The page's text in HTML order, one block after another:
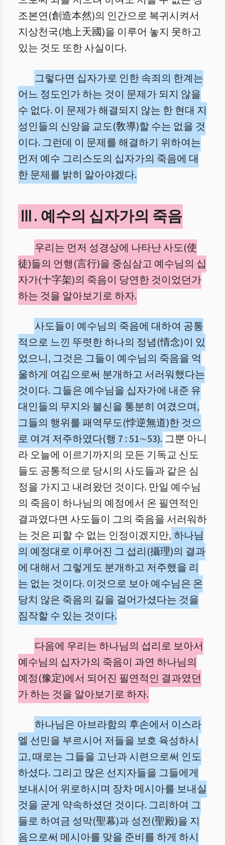
조본연(創造本然)의 인간으로 복귀시켜서
지상천국(地上天國)을 이루어 놓지 못하고
있는 것도 또한 사실이다.
그렇다면 십자가로 인한 속죄의 한계는
어느 정도인가 하는 것이 문제가 되지 않을
수 없다. 이 문제가 해결되지 않는 한 현대 지
성인들의 신앙을 교도(敎導)할 수는 없을 것
이다. 그런데 이 문제를 해결하기 위하여는
먼저 예수 그리스도의 십자가의 죽음에 대
한 문제를 밝히 알아야겠다.
Ⅲ. 예수의 십자가의 죽음
우리는 먼저 성경상에 나타난 사도(使
徒)들의 언행(言行)을 중심삼고 예수님의 십
자가(十字架)의 죽음이 당연한 것이었던가
하는 것을 알아보기로 하자.
사도들이 예수님의 죽음에 대하여 공통
적으로 느낀 뚜렷한 하나의 정념(情念)이 있
었으니, 그것은 그들이 예수님의 죽음을 억
울하게 여김으로써 분개하고 서러워했다는
것이다. 그들은 예수님을 십자가에 내준 유
대인들의 무지와 불신을 통분히 여겼으며,
그들의 행위를 패역무도(悖逆無道)한 것으
로 여겨 저주하였다(행 7 : 51∼53). 그뿐 아니
라 오늘에 이르기까지의 모든 기독교 신도
들도 공통적으로 당시의 사도들과 같은 심
정을 가지고 내려왔던 것이다. 만일 예수님
의 죽음이 하나님의 예정에서 온 필연적인
결과였다면 사도들이 그의 죽음을 서러워하
는 것은 피할 수 없는 인정이겠지만, 하나님
의 예정대로 이루어진 그 섭리(攝理)의 결과
에 대해서 그렇게도 분개하고 저주했을 리
는 없는 것이다. 이것으로 보아 예수님은 온
당치 않은 죽음의 길을 걸어가셨다는 것을
짐작할 수 있는 것이다.
다음에 우리는 하나님의 섭리로 보아서
예수님의 십자가의 죽음이 과연 하나님의
예정(豫定)에서 되어진 필연적인 결과였던
가 하는 것을 알아보기로 하자.
하나님은 아브라함의 후손에서 이스라
엘 선민을 부르시어 저들을 보호 육성하시
고, 때로는 그들을 고난과 시련으로써 인도
하셨다. 그리고 많은 선지자들을 그들에게
보내시어 위로하시며 장차 메시아를 보내실
것을 굳게 약속하셨던 것이다. 그리하여 그
들로 하여금 성막(聖幕)과 성전(聖殿)을 지
음으로써 메시아를 맞을 준비를 하게 하시